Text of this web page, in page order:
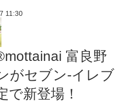
11:30
富良野
がセブン‐イレブ
で新登場！